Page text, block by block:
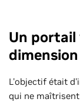
Un portail
dimension
L'objectif était
qui ne